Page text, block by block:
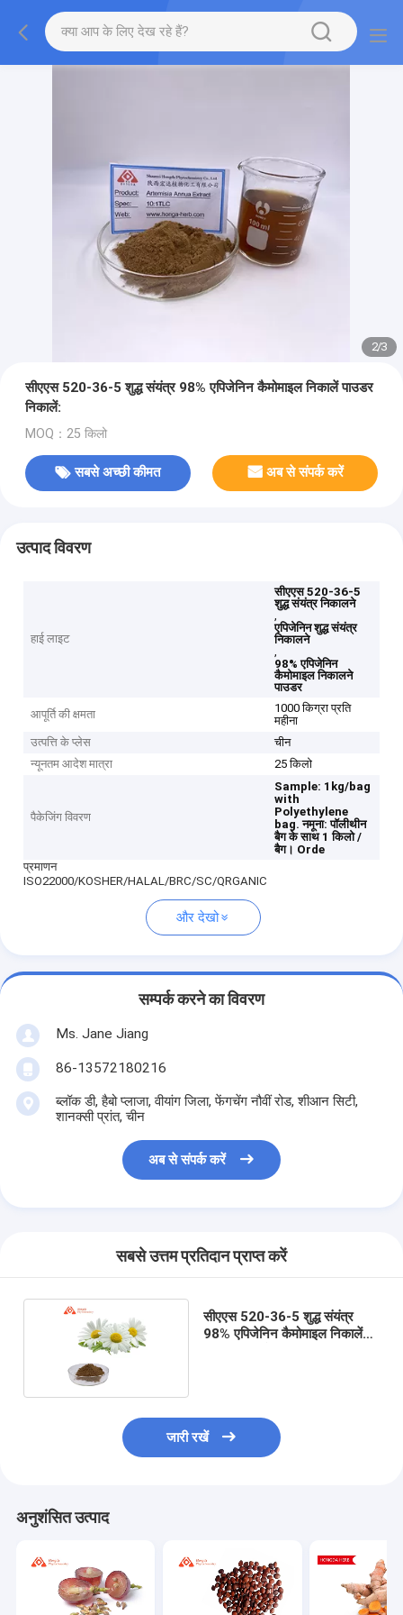
2/3
सीएएस 520-36-5 शुद्ध संयंत्र 98% एपिजेनिन कैमोमाइल निकालें पाउडर
निकालें:
MOQ：25 किलो
सबसे अच्छी कीमत अब से संपर्क करें
उत्पाद विवरण
हाई लाइट
सीएएस 520-36-5
शुद्ध संयंत्र निकालने
,
एपिजेनिन शुद्ध संयंत्र
निकालने
,
98% एपिजेनिन
कैमोमाइल निकालने
पाउडर
आपूर्ति की क्षमता
1000 किग्रा प्रति
महीना
उत्पत्ति के प्लेस
चीन
न्यूनतम आदेश मात्रा
25 किलो
पैकेजिंग विवरण
Sample: 1kg/bag
with
Polyethylene
bag. नमूना: पॉलीथीन
बैग के साथ 1 किलो /
बैग। Orde
प्रमाणन
ISO22000/KOSHER/HALAL/BRC/SC/QRGANIC
और देखो
सम्पर्क करने का विवरण
Ms. Jane Jiang
86-13572180216
ब्लॉक डी, हैबो प्लाजा, वीयांग जिला, फेंगचेंग नौवीं रोड, शीआन सिटी,
शानक्सी प्रांत, चीन
अब से संपर्क करें
सबसे उत्तम प्रतिदान प्राप्त करें
सीएएस 520-36-5 शुद्ध संयंत्र
98% एपिजेनिन कैमोमाइल निकालें
जारी रखें
अनुशंसित उत्पाद